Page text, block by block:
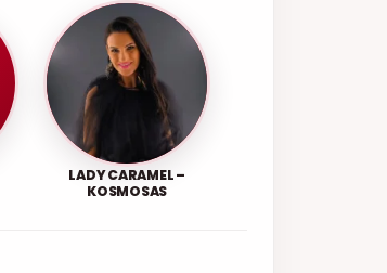
LADY CARAMEL –
KOSMOSAS